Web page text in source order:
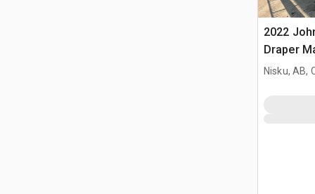
2022
Draper
Nisku, AB,